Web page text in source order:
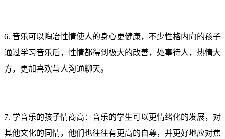
6. 音乐可以陶冶性情使人的身心更健康，不少性格内向的孩子
通过学习音乐后，性情都得到极大的改善，处事待人，热情大
方，更加喜欢与人沟通聊天。
7. 学音乐的孩子情商高：音乐的学生可以更情绪化的发展，对
其他文化的同情，他们也往往有更高的自尊，并更好地应对焦